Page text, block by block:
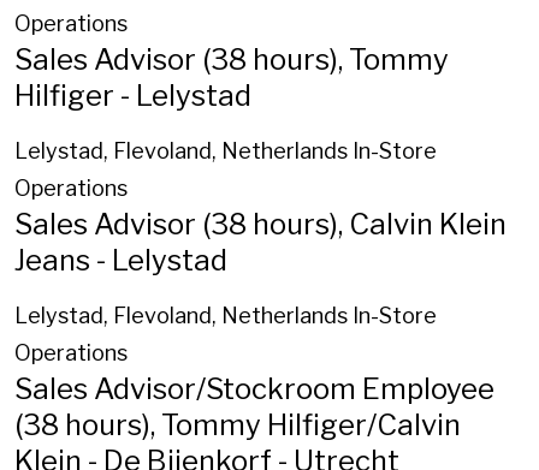
Operations
Sales Advisor (38 hours), Tommy
Hilfiger - Lelystad
Lelystad, Flevoland, Netherlands In-Store
Operations
Sales Advisor (38 hours), Calvin Klein
Jeans - Lelystad
Lelystad, Flevoland, Netherlands In-Store
Operations
Sales Advisor/Stockroom Employee
(38 hours), Tommy Hilfiger/Calvin
Klein - De Bijenkorf - Utrecht